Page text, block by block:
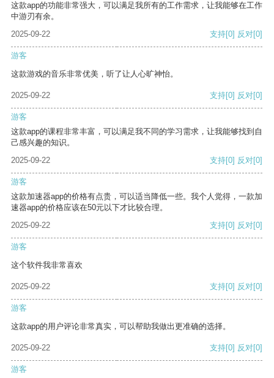
这款app的功能非常强大，可以满足我所有的工作需求，让我能够在工作
中游刃有余。
2025-09-22
支持[0] 反对[0]
游客
这款游戏的音乐非常优美，听了让人心旷神怡。
2025-09-22 支持[0] 反对[0]
游客
这款app的课程非常丰富，可以满足我不同的学习需求，让我能够找到自
己感兴趣的知识。
2025-09-22
支持[0] 反对[0]
游客
这款加速器app的价格有点贵，可以适当降低一些。我个人觉得，一款加
速器app的价格应该在50元以下才比较合理。
2025-09-22
支持[0] 反对[0]
游客
这个软件我非常喜欢
2025-09-22 支持[0] 反对[0]
游客
这款app的用户评论非常真实，可以帮助我做出更准确的选择。
2025-09-22 支持[0] 反对[0]
游客